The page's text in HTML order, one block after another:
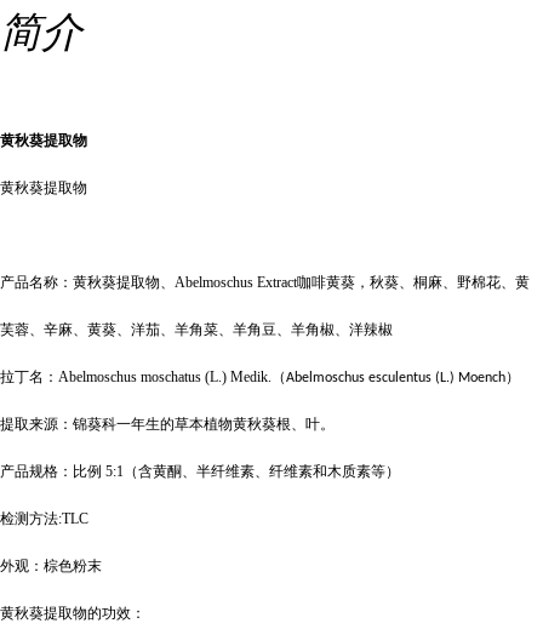
简介
黄秋葵提取物
黄秋葵提取物
产品名称：黄秋葵提取物、 Abelmoschus Extract咖啡黄葵，秋葵、桐麻、野棉花、黄
芙蓉、辛麻、黄葵、洋茄、羊角菜、羊角豆、羊角椒、洋辣椒
拉丁名： Abelmoschus moschatus (L.) Medik. （Abelmoschus esculentus (L.) Moench）
提取来源：锦葵科一年生的草本植物黄秋葵根、叶。
产品规格：比例 5:1 （含黄酮、半纤维素、纤维素和木质素等）
检测方法:TLC
外观：棕色粉末
黄秋葵提取物的功效：